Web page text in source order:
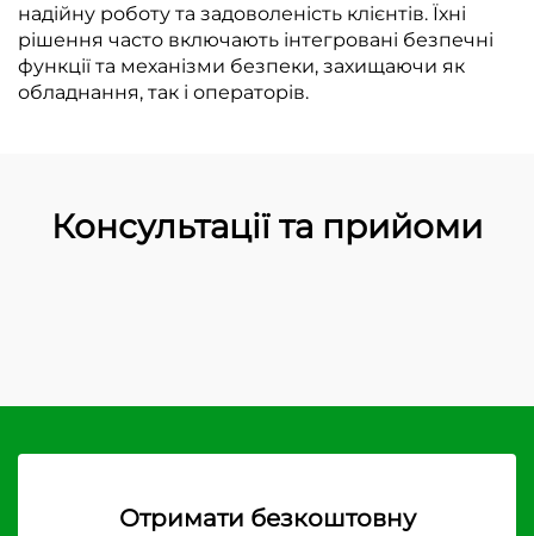
надійну роботу та задоволеність клієнтів. Їхні
рішення часто включають інтегровані безпечні
функції та механізми безпеки, захищаючи як
обладнання, так і операторів.
Консультації та прийоми
Отримати безкоштовну